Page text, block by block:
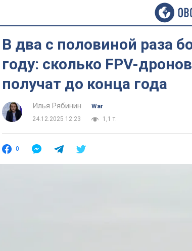
В два с половиной раза
году: сколько FPV-
получат до конца года
Илья Рябинин
War
24.12.2025 12:23
1,1 т.
0